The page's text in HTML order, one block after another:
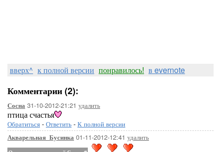
вверх^ к полной версии понравилось! в evernote
Комментарии (2):
Сосна 31-10-2012-21:21 удалить
птица счастья
Обратиться - Ответить - К полной версии
Акварельная_Бусинка 01-11-2012-12:41 удалить